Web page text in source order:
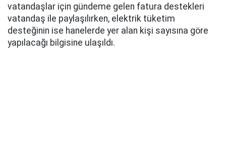
vatandaşlar için gündeme gelen fatura destekleri
vatandaş ile paylaşılırken, elektrik tüketim
desteğinin ise hanelerde yer alan kişi sayısına göre
yapılacağı bilgisine ulaşıldı.